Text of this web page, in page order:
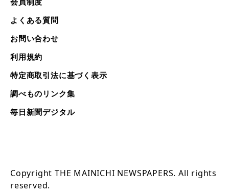
よくある質問
お問い合わせ
利用規約
特定商取引法に基づく表示
調べものリンク集
毎日新聞デジタル
Copyright THE MAINICHI NEWSPAPERS. All rights
reserved.